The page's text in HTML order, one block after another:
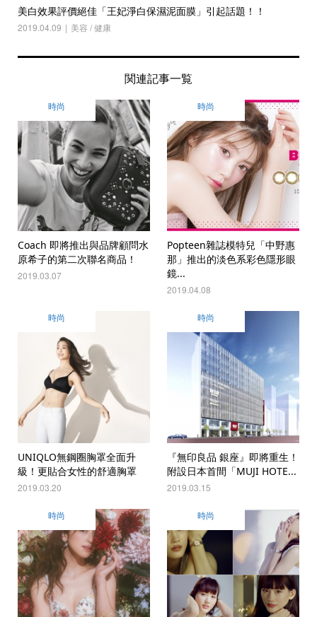
美白效果評價絕佳「王妃淨白保濕泥面膜」引起話題！！
2019.04.09 美容 / 健康
関連記事一覧
時尚
Coach 即將推出與品牌顧問水
原希子的第二次聯名商品！
2019.03.07
時尚
Popteen雜誌模特兒「中野惠
那」推出的淡色系彩色隱形眼
鏡...
2019.04.08
時尚
UNIQLO無鋼圈胸罩全面升
級！更貼合女性的舒適胸罩
2019.03.20
時尚
『無印良品 銀座』即將重生！
附設日本首間「MUJI HOTE...
2019.03.15
時尚 時尚